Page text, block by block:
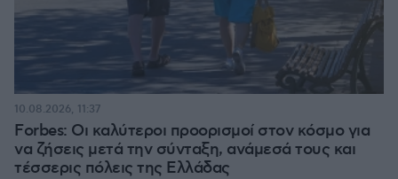
Forbes: Οι καλύτεροι προορισμοί στον κόσμο για
να ζήσεις μετά την σύνταξη, ανάμεσά τους και
τέσσερις πόλεις της Ελλάδας
10.08.2026, 11:37